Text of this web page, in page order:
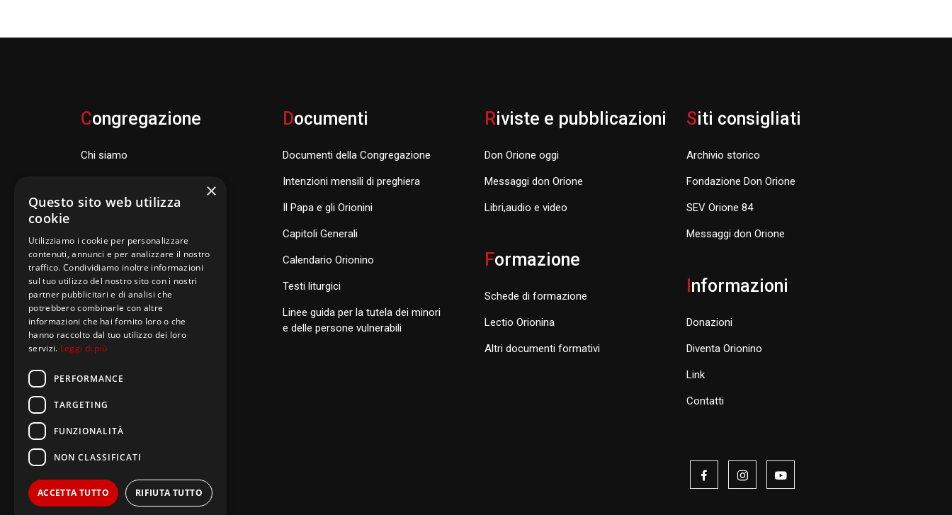
Congregazione
Chi siamo
Dove siamo nel mondo
Santi di Famiglia
Postulazione Generale
San Luigi Orione
Santi di Famiglia
Documenti
Documenti della Congregazione
Intenzioni mensili di preghiera
Il Papa e gli Orionini
Capitoli Generali
Calendario Orionino
Testi liturgici
Linee guida per la tutela dei minori
e delle persone vulnerabili
Riviste e pubblicazioni
Don Orione oggi
Messaggi don Orione
Libri,audio e video
Formazione
Schede di formazione
Lectio Orionina
Altri documenti formativi
Siti consigliati
Archivio storico
Fondazione Don Orione
SEV Orione 84
Messaggi don Orione
nformazioni
Donazioni
Diventa Orionino
Link
Contatti
×
Questo sito web utilizza
cookie
Utilizziamo i cookie per personalizzare
contenuti, annunci e per analizzare il nostro
traffico. Condividiamo inoltre informazioni
sul tuo utilizzo del nostro sito con i nostri
partner pubblicitari e di analisi che
potrebbero combinarle con altre
informazioni che hai fornito loro o che
hanno raccolto dal tuo utilizzo dei loro
servizi. Leggi di più
PERFORMANCE
TARGETING
FUNZIONALITÀ
NON CLASSIFICATI
ACCETTA TUTTO RIFIUTA TUTTO